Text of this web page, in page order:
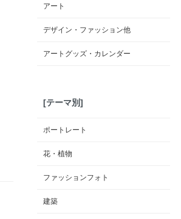
アート
デザイン・ファッション他
アートグッズ・カレンダー
[テーマ別]
ポートレート
花・植物
ファッションフォト
建築